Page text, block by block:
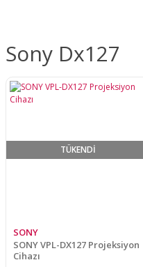
Sony Dx127
TÜKENDİ
SONY
SONY VPL-DX127 Projeksiyon
Cihazı